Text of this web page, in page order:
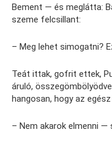
Bement — és meglátta:
szeme felcsillant:
– Meg lehet simogatni?
Teát ittak, gofrit ettek,
áruló,
hangosan, hogy az
– Nem akarok elmenni